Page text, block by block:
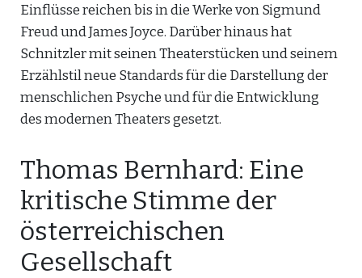
Einflüsse reichen bis in die Werke von Sigmund
Freud und James Joyce. Darüber hinaus hat
Schnitzler mit seinen Theaterstücken und seinem
Erzählstil neue Standards für die Darstellung der
menschlichen Psyche und für die Entwicklung
des modernen Theaters gesetzt.
Thomas Bernhard: Eine
kritische Stimme der
österreichischen
Gesellschaft